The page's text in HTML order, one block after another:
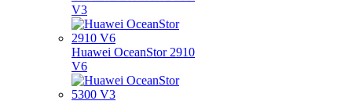
V3
Huawei OceanStor 2910
V6